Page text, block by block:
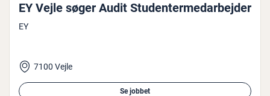
EY Vejle søger Audit Stu­den­ter­me­d­ar­bej­der
EY
7100 Vejle
Se jobbet